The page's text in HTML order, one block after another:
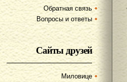
Обратная связь
Вопросы и ответы
Сайты друзей
Миловице